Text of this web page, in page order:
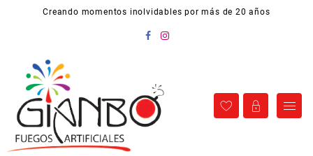
Creando momentos inolvidables por más de 20 años